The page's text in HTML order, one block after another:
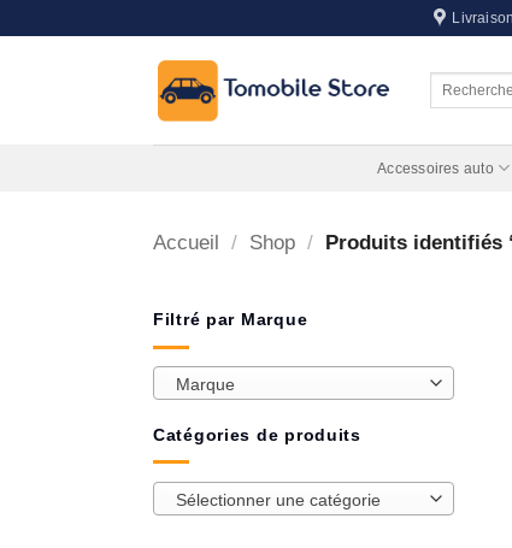
au
Accessoires auto
Accueil / Shop / Produits identifiés
Filtré par Marque
Marque
Catégories de produits
Sélectionner une catégorie